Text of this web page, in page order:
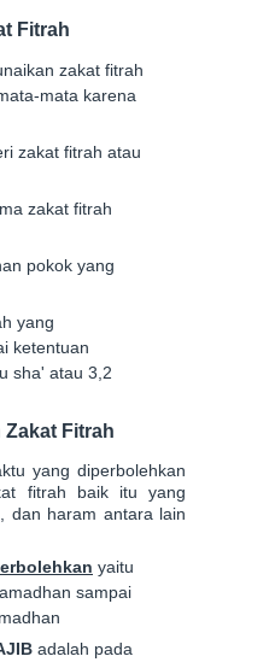
Fitrah
zakat fitrah
mata karena
zakat fitrah atau
zakat fitrah
pokok yang
yang
ketentuan
sha' atau 3,2
Zakat Fitrah
yang diperbolehkan
fitrah baik itu yang
dan haram antara lain
yaitu
sampai
adalah pada